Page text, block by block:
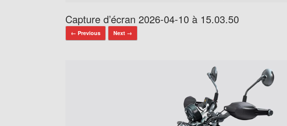
Capture d’écran 2026-04-10 à 15.03.50
← Previous Next →